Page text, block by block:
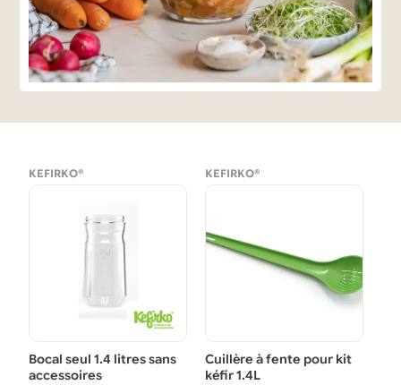
KEFIRKO®
Bocal seul 1.4 litres sans
accessoires
KEFIRKO®
Cuillère à fente pour kit
kéfir 1.4L